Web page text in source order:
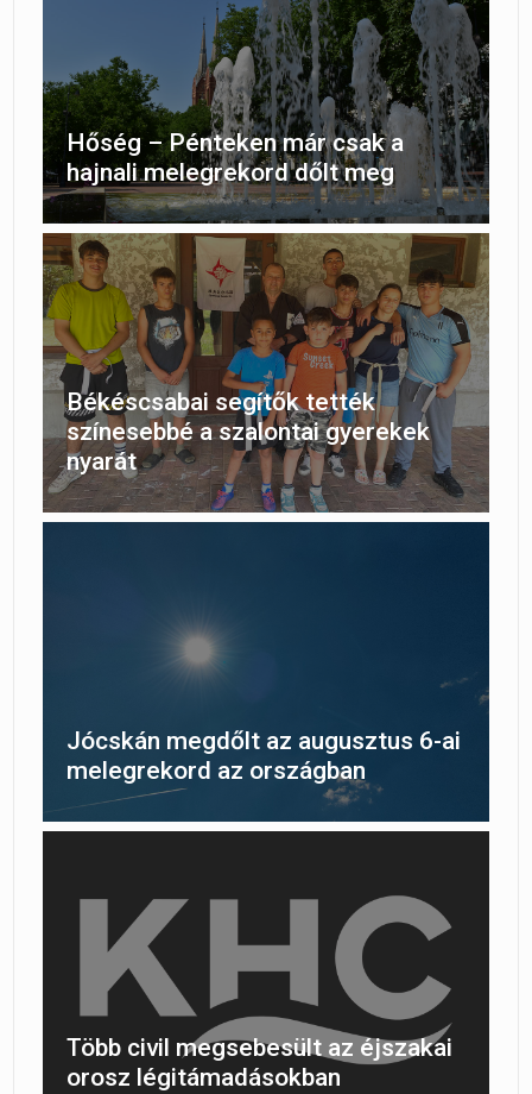
Hőség – Pénteken már csak a
hajnali melegrekord dőlt meg
Békéscsabai segítők tették
színesebbé a szalontai gyerekek
nyarát
Jócskán megdőlt az augusztus 6-ai
melegrekord az országban
Több civil megsebesült az éjszakai
orosz légitámadásokban